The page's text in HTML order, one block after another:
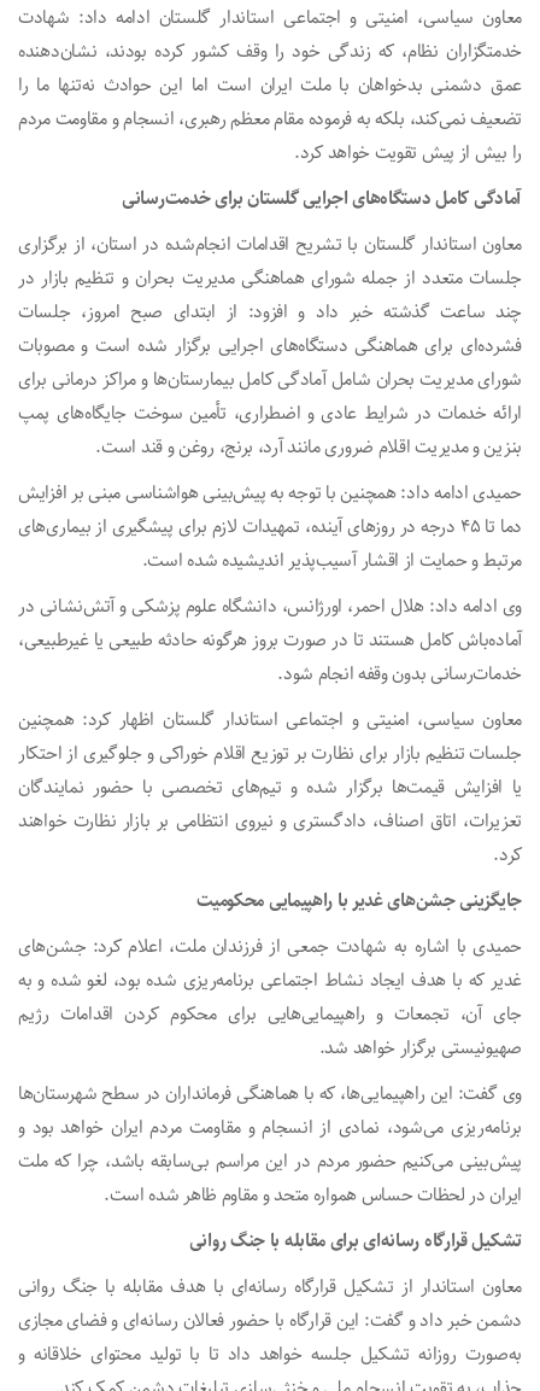
معاون سیاسی، امنیتی و اجتماعی استاندار گلستان ادامه داد: شهادت
خدمتگزاران نظام، که زندگی خود را وقف کشور کرده بودند، نشان‌دهنده
عمق دشمنی بدخواهان با ملت ایران است اما این حوادث نه‌تنها ما را
تضعیف نمی‌کند، بلکه به فرموده مقام معظم رهبری، انسجام و مقاومت مردم
را بیش از پیش تقویت خواهد کرد.
آمادگی کامل دستگاه‌های اجرایی گلستان برای خدمت‌رسانی
معاون استاندار گلستان با تشریح اقدامات انجام‌شده در استان، از برگزاری
جلسات متعدد از جمله شورای هماهنگی مدیریت بحران و تنظیم بازار در
چند ساعت گذشته خبر داد و افزود: از ابتدای صبح امروز، جلسات
فشرده‌ای برای هماهنگی دستگاه‌های اجرایی برگزار شده است و مصوبات
شورای مدیریت بحران شامل آمادگی کامل بیمارستان‌ها و مراکز درمانی برای
ارائه خدمات در شرایط عادی و اضطراری، تأمین سوخت جایگاه‌های پمپ
بنزین و مدیریت اقلام ضروری مانند آرد، برنج، روغن و قند است.
حمیدی ادامه داد: همچنین با توجه به پیش‌بینی هواشناسی مبنی بر افزایش
دما تا ۴۵ درجه در روزهای آینده، تمهیدات لازم برای پیشگیری از بیماری‌های
مرتبط و حمایت از اقشار آسیب‌پذیر اندیشیده شده است.
وی ادامه داد: هلال احمر، اورژانس، دانشگاه علوم پزشکی و آتش‌نشانی در
آماده‌باش کامل هستند تا در صورت بروز هرگونه حادثه طبیعی یا غیرطبیعی،
خدمات‌رسانی بدون وقفه انجام شود.
معاون سیاسی، امنیتی و اجتماعی استاندار گلستان اظهار کرد: همچنین
جلسات تنظیم بازار برای نظارت بر توزیع اقلام خوراکی و جلوگیری از احتکار
یا افزایش قیمت‌ها برگزار شده و تیم‌های تخصصی با حضور نمایندگان
تعزیرات، اتاق اصناف، دادگستری و نیروی انتظامی بر بازار نظارت خواهند
کرد.
جایگزینی جشن‌های غدیر با راهپیمایی محکومیت
حمیدی با اشاره به شهادت جمعی از فرزندان ملت، اعلام کرد: جشن‌های
غدیر که با هدف ایجاد نشاط اجتماعی برنامه‌ریزی شده بود، لغو شده و به
جای آن، تجمعات و راهپیمایی‌هایی برای محکوم کردن اقدامات رژیم
صهیونیستی برگزار خواهد شد.
وی گفت: این راهپیمایی‌ها، که با هماهنگی فرمانداران در سطح شهرستان‌ها
برنامه‌ریزی می‌شود، نمادی از انسجام و مقاومت مردم ایران خواهد بود و
پیش‌بینی می‌کنیم حضور مردم در این مراسم بی‌سابقه باشد، چرا که ملت
ایران در لحظات حساس همواره متحد و مقاوم ظاهر شده است.
تشکیل قرارگاه رسانه‌ای برای مقابله با جنگ روانی
معاون استاندار از تشکیل قرارگاه رسانه‌ای با هدف مقابله با جنگ روانی
دشمن خبر داد و گفت: این قرارگاه با حضور فعالان رسانه‌ای و فضای مجازی
به‌صورت روزانه تشکیل جلسه خواهد داد تا با تولید محتوای خلاقانه و